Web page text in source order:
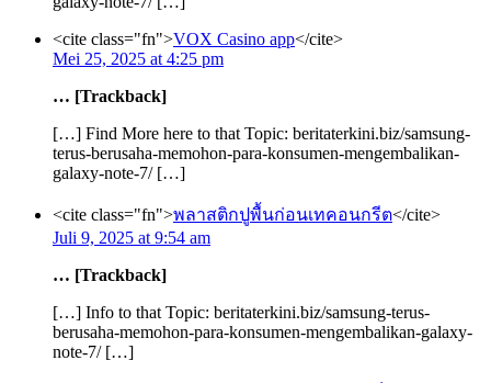
<cite class="fn">VOX Casino app</cite>
Mei 25, 2025 at 4:25 pm
… [Trackback]
[…] Find More here to that Topic: beritaterkini.biz/samsung-
terus-berusaha-memohon-para-konsumen-mengembalikan-
galaxy-note-7/ […]
<cite class="fn">พลาสติกปูพื้นก่อนเทคอนกรีต</cite>
Juli 9, 2025 at 9:54 am
… [Trackback]
[…] Info to that Topic: beritaterkini.biz/samsung-terus-
berusaha-memohon-para-konsumen-mengembalikan-galaxy-
note-7/ […]